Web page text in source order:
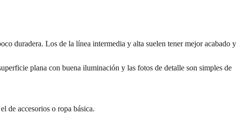
duradera. Los de la línea intermedia y alta suelen tener mejor acabado y
plana con buena iluminación y las fotos de detalle son simples de
de accesorios o ropa básica.